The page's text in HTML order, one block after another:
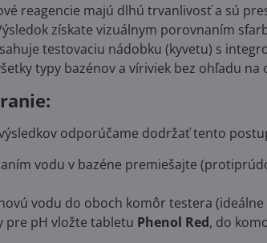
reagencie majú dlhú trvanlivosť a sú
získate vizuálnym porovnaním
testovaciu nádobku (kyvetu) s
typy bazénov a víriviek bez ohľadu na
odporúčame dodržať tento
vodu v bazéne premiešajte
vodu do oboch komôr testera
pre pH vložte tabletu Phenol Red, do